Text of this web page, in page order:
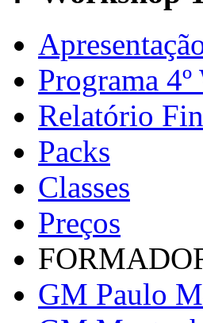
Programa
Relatório
Packs
Classes
Preços
GM Paulo